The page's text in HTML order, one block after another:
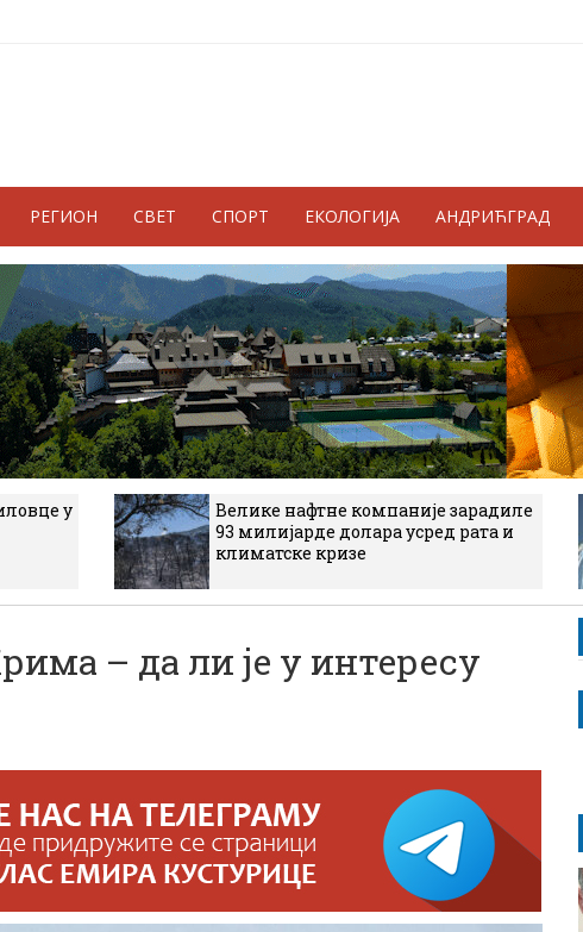
РЕГИОН СВЕТ СПОРТ ЕКОЛОГИЈА АНДРИЋГРАД
у
Велике нафтне компаније зарадиле
93 милијарде долара усред рата и
климатске кризе
– да ли је у интересу